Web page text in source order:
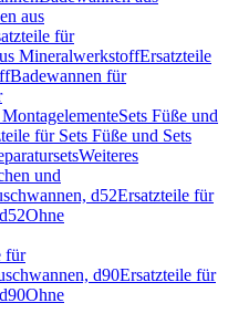
aus
für
MineralwerkstoffErsatzteile
Badewannen für
Sets Füße und
für Sets Füße und Sets
Weiteres
und
d52Ersatzteile für
Ohne
für
d90Ersatzteile für
Ohne